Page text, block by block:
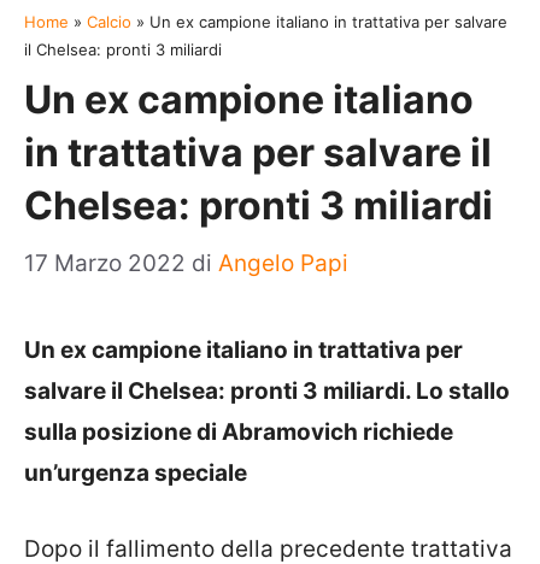
Home » Calcio » Un ex campione italiano in trattativa per salvare
il Chelsea: pronti 3 miliardi
Un ex campione italiano
in trattativa per salvare il
Chelsea: pronti 3 miliardi
17 Marzo 2022 di Angelo Papi
Un ex campione italiano in trattativa per
salvare il Chelsea: pronti 3 miliardi. Lo stallo
sulla posizione di Abramovich richiede
un’urgenza speciale
Dopo il fallimento della precedente trattativa